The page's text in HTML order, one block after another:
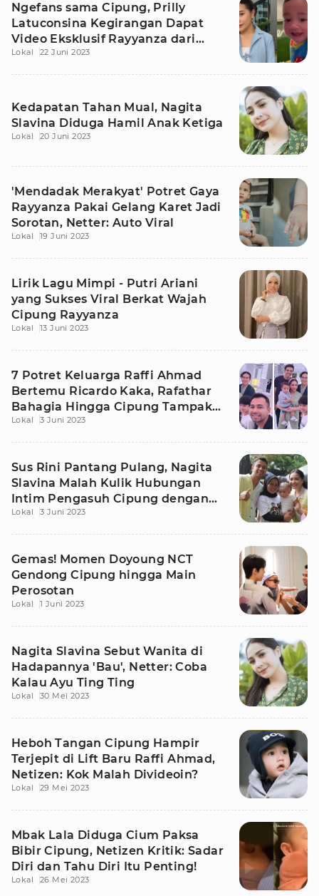
Ngefans sama Cipung, Prilly
Latuconsina Kegirangan Dapat
Video Eksklusif Rayyanza dari
Raffi Ahmad
Lokal 22 Juni 2023
Kedapatan Tahan Mual, Nagita
Slavina Diduga Hamil Anak Ketiga
Lokal 20 Juni 2023
'Mendadak Merakyat' Potret Gaya
Rayyanza Pakai Gelang Karet Jadi
Sorotan, Netter: Auto Viral
Lokal 19 Juni 2023
Lirik Lagu Mimpi - Putri Ariani
yang Sukses Viral Berkat Wajah
Cipung Rayyanza
Lokal 13 Juni 2023
7 Potret Keluarga Raffi Ahmad
Bertemu Ricardo Kaka, Rafathar
Bahagia Hingga Cipung Tampak
Gemas
Lokal 3 Juni 2023
Sus Rini Pantang Pulang, Nagita
Slavina Malah Kulik Hubungan
Intim Pengasuh Cipung dengan
Suaminya
Lokal 3 Juni 2023
Gemas! Momen Doyoung NCT
Gendong Cipung hingga Main
Perosotan
Lokal 1 Juni 2023
Nagita Slavina Sebut Wanita di
Hadapannya 'Bau', Netter: Coba
Kalau Ayu Ting Ting
Lokal 30 Mei 2023
Heboh Tangan Cipung Hampir
Terjepit di Lift Baru Raffi Ahmad,
Netizen: Kok Malah Divideoin?
Lokal 29 Mei 2023
Mbak Lala Diduga Cium Paksa
Bibir Cipung, Netizen Kritik: Sadar
Diri dan Tahu Diri Itu Penting!
Lokal 26 Mei 2023